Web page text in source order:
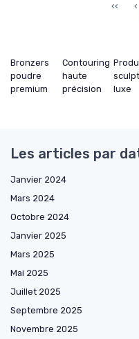
‹‹ ‹
Bronzers
poudre
premium
Contouring
haute
précision
luxe
Les articles par
Janvier 2024
Mars 2024
Octobre 2024
Janvier 2025
Mars 2025
Mai 2025
Juillet 2025
Septembre 2025
Novembre 2025